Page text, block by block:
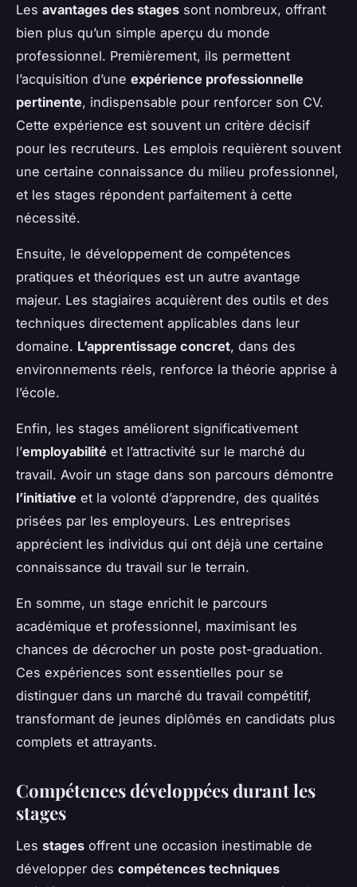
Les avantages des stages sont nombreux, offrant
bien plus qu’un simple aperçu du monde
professionnel. Premièrement, ils permettent
l’acquisition d’une expérience professionnelle
pertinente, indispensable pour renforcer son CV.
Cette expérience est souvent un critère décisif
pour les recruteurs. Les emplois requièrent souvent
une certaine connaissance du milieu professionnel,
et les stages répondent parfaitement à cette
nécessité.
Ensuite, le développement de compétences
pratiques et théoriques est un autre avantage
majeur. Les stagiaires acquièrent des outils et des
techniques directement applicables dans leur
domaine. L’apprentissage concret, dans des
environnements réels, renforce la théorie apprise à
l’école.
Enfin, les stages améliorent significativement
l’employabilité et l’attractivité sur le marché du
travail. Avoir un stage dans son parcours démontre
l’initiative et la volonté d’apprendre, des qualités
prisées par les employeurs. Les entreprises
apprécient les individus qui ont déjà une certaine
connaissance du travail sur le terrain.
En somme, un stage enrichit le parcours
académique et professionnel, maximisant les
chances de décrocher un poste post-graduation.
Ces expériences sont essentielles pour se
distinguer dans un marché du travail compétitif,
transformant de jeunes diplômés en candidats plus
complets et attrayants.
Compétences développées durant les
stages
Les stages offrent une occasion inestimable de
développer des compétences techniques